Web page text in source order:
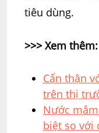
tiêu dùng.
>>> Xem thêm:
Cẩn thận
trên thị
Nước
biệt so với